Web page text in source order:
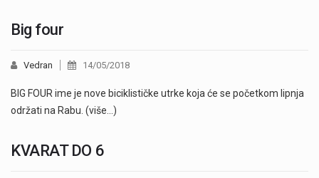
Big four
Vedran 14/05/2018
BIG FOUR ime je nove biciklističke utrke koja će se početkom lipnja
održati na Rabu. (više…)
KVARAT DO 6